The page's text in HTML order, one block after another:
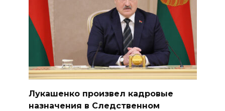
Лукашенко произвел кадровые
назначения в Следственном